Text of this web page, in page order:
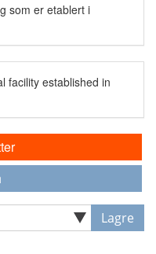
som er etablert i
facility established in
Lagre